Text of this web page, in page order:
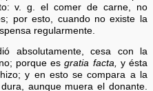
v. g. el comer de carne, no
por esto, cuando no existe la
regularmente.
absolutamente, cesa con la
porque esgratia facta, y ésta
y en esto se compara a la
aunque muera el donante.